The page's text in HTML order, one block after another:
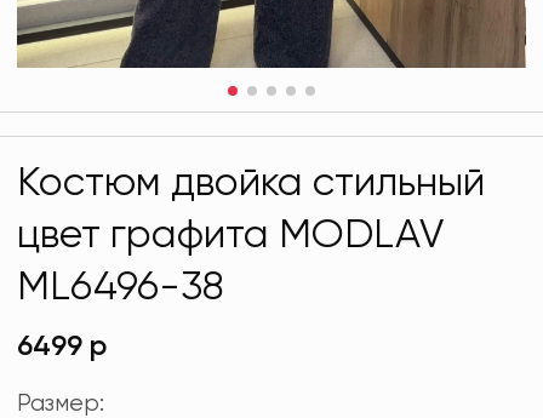
Костюм двойка стильный
цвет графита MODLAV
ML6496-38
6499 р
Размер: